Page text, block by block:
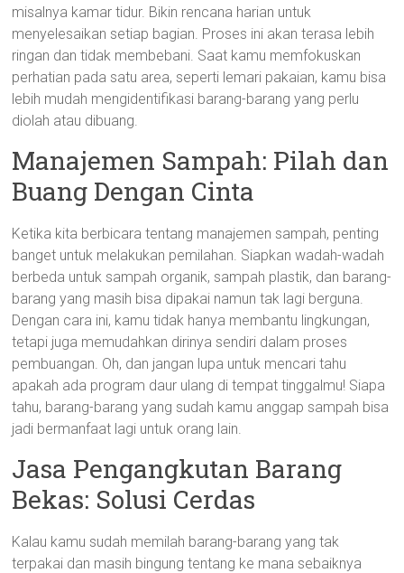
misalnya kamar tidur. Bikin rencana harian untuk
menyelesaikan setiap bagian. Proses ini akan terasa lebih
ringan dan tidak membebani. Saat kamu memfokuskan
perhatian pada satu area, seperti lemari pakaian, kamu bisa
lebih mudah mengidentifikasi barang-barang yang perlu
diolah atau dibuang.
Manajemen Sampah: Pilah dan
Buang Dengan Cinta
Ketika kita berbicara tentang manajemen sampah, penting
banget untuk melakukan pemilahan. Siapkan wadah-wadah
berbeda untuk sampah organik, sampah plastik, dan barang-
barang yang masih bisa dipakai namun tak lagi berguna.
Dengan cara ini, kamu tidak hanya membantu lingkungan,
tetapi juga memudahkan dirinya sendiri dalam proses
pembuangan. Oh, dan jangan lupa untuk mencari tahu
apakah ada program daur ulang di tempat tinggalmu! Siapa
tahu, barang-barang yang sudah kamu anggap sampah bisa
jadi bermanfaat lagi untuk orang lain.
Jasa Pengangkutan Barang
Bekas: Solusi Cerdas
Kalau kamu sudah memilah barang-barang yang tak
terpakai dan masih bingung tentang ke mana sebaiknya